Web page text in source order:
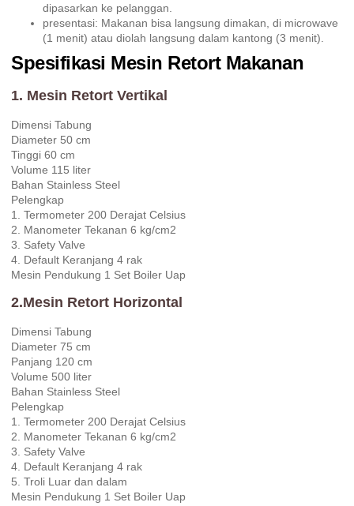
dipasarkan ke pelanggan.
presentasi: Makanan bisa langsung dimakan, di microwave
(1 menit) atau diolah langsung dalam kantong (3 menit).
Spesifikasi Mesin Retort Makanan
1. Mesin Retort Vertikal
Dimensi Tabung
Diameter 50 cm
Tinggi 60 cm
Volume 115 liter
Bahan Stainless Steel
Pelengkap
1. Termometer 200 Derajat Celsius
2. Manometer Tekanan 6 kg/cm2
3. Safety Valve
4. Default Keranjang 4 rak
Mesin Pendukung 1 Set Boiler Uap
2.Mesin Retort Horizontal
Dimensi Tabung
Diameter 75 cm
Panjang 120 cm
Volume 500 liter
Bahan Stainless Steel
Pelengkap
1. Termometer 200 Derajat Celsius
2. Manometer Tekanan 6 kg/cm2
3. Safety Valve
4. Default Keranjang 4 rak
5. Troli Luar dan dalam
Mesin Pendukung 1 Set Boiler Uap